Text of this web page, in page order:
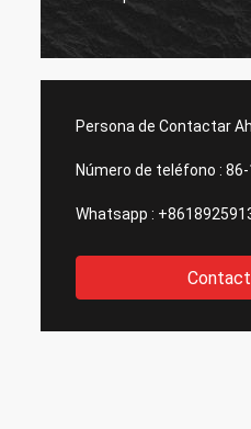
Persona de Contactar
Número de teléfono :
Whatsapp :